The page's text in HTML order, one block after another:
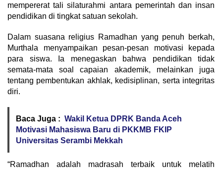
mempererat tali silaturahmi antara pemerintah dan insan
pendidikan di tingkat satuan sekolah.
Dalam suasana religius Ramadhan yang penuh berkah,
Murthala menyampaikan pesan-pesan motivasi kepada
para siswa. Ia menegaskan bahwa pendidikan tidak
semata-mata soal capaian akademik, melainkan juga
tentang pembentukan akhlak, kedisiplinan, serta integritas
diri.
Baca Juga : Wakil Ketua DPRK Banda Aceh
Motivasi Mahasiswa Baru di PKKMB FKIP
Universitas Serambi Mekkah
“Ramadhan adalah madrasah terbaik untuk melatih